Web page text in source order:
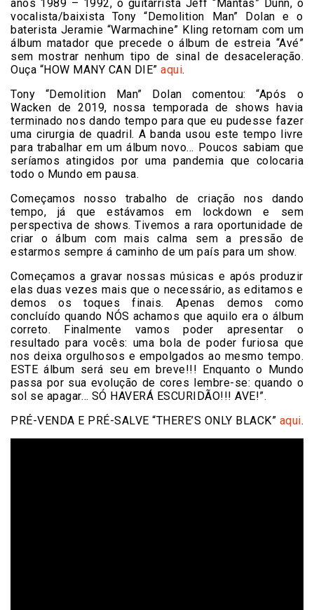
anos 1989 – 1992, o guitarrista Jeff “Mantas” Dunn, o
vocalista/baixista Tony “Demolition Man” Dolan e o
baterista Jeramie “Warmachine” Kling retornam com um
álbum matador que precede o álbum de estreia “Avé”
sem mostrar nenhum tipo de sinal de desaceleração.
Ouça “HOW MANY CAN DIE” aqui.
Tony “Demolition Man” Dolan comentou: “Após o
Wacken de 2019, nossa temporada de shows havia
terminado nos dando tempo para que eu pudesse fazer
uma cirurgia de quadril. A banda usou este tempo livre
para trabalhar em um álbum novo… Poucos sabiam que
seríamos atingidos por uma pandemia que colocaria
todo o Mundo em pausa.
Começamos nosso trabalho de criação nos dando
tempo, já que estávamos em lockdown e sem
perspectiva de shows. Tivemos a rara oportunidade de
criar o álbum com mais calma sem a pressão de
estarmos sempre á caminho de um país para um show.
Começamos a gravar nossas músicas e após produzir
elas duas vezes mais que o necessário, as editamos e
demos os toques finais. Apenas demos como
concluído quando NÓS achamos que aquilo era o álbum
correto. Finalmente vamos poder apresentar o
resultado para vocês: uma bola de poder furiosa que
nos deixa orgulhosos e empolgados ao mesmo tempo.
ESTE álbum será seu em breve!!! Enquanto o Mundo
passa por sua evolução de cores lembre-se: quando o
sol se apagar… SÓ HAVERÁ ESCURIDÃO!!! AVE!”.
PRÉ-VENDA E PRÉ-SALVE “THERE’S ONLY BLACK” aqui.